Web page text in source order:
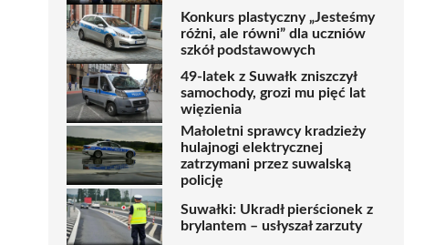
Konkurs plastyczny „Jesteśmy
różni, ale równi” dla uczniów
szkół podstawowych
49-latek z Suwałk zniszczył
samochody, grozi mu pięć lat
więzienia
Małoletni sprawcy kradzieży
hulajnogi elektrycznej
zatrzymani przez suwalską
policję
Suwałki: Ukradł pierścionek z
brylantem – usłyszał zarzuty